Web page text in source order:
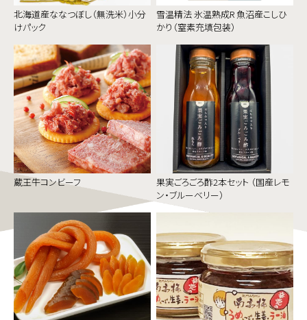
北海道産ななつぼし（無洗米）小分
けパック
雪温精法 氷温熟成R 魚沼産こしひ
かり（窒素充填包装）
蔵王牛コンビーフ
果実ごろごろ酢2本セット （国産レモ
ン・ブルーベリー）